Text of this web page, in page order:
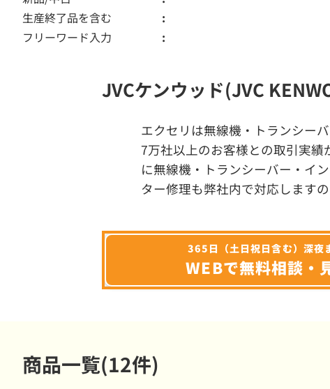
生産終了品を含む
フリーワード入力
JVCケンウッド(JVC
エクセリは無線機・トランシー
7万社以上のお客様との取引実
に無線機・トランシーバー・イ
ター修理も弊社内で対応します
365日（土日祝日含む）深夜
WEBで無料相談・
商品一覧(12件)